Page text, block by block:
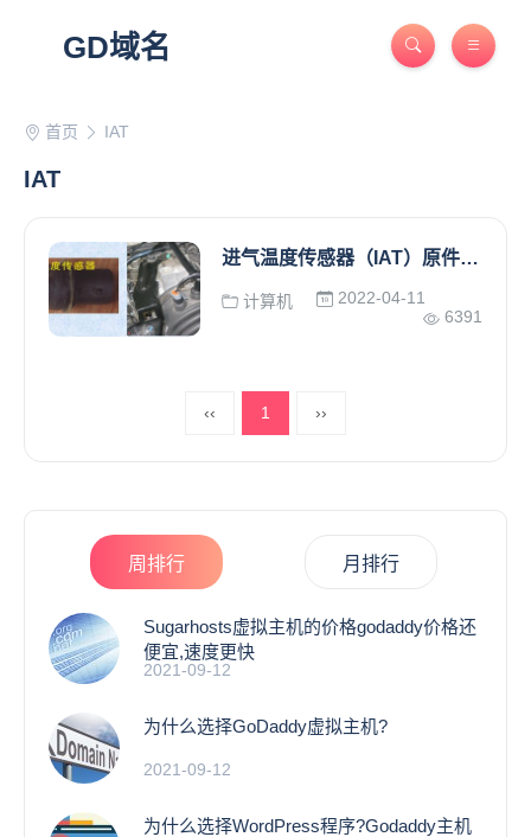
GD域名
首页 IAT
IAT
进气温度传感器（IAT）原件识别 进气温度传感器的作用
计算机
2022-04-11
6391
‹‹ 1 ››
周排行 月排行
Sugarhosts虚拟主机的价格godaddy价格还
便宜,速度更快
2021-09-12
为什么选择GoDaddy虚拟主机?
2021-09-12
为什么选择WordPress程序?Godaddy主机